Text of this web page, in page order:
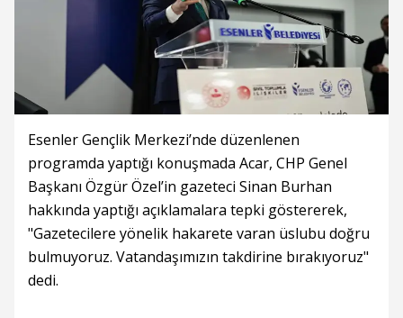
Esenler Gençlik Merkezi’nde düzenlenen
programda yaptığı konuşmada Acar, CHP Genel
Başkanı Özgür Özel’in gazeteci Sinan Burhan
hakkında yaptığı açıklamalara tepki göstererek,
"Gazetecilere yönelik hakarete varan üslubu doğru
bulmuyoruz. Vatandaşımızın takdirine bırakıyoruz"
dedi.